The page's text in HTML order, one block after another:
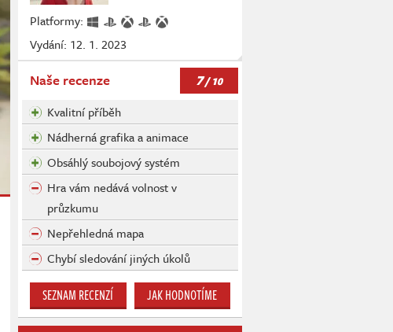
Platformy:
Vydání: 12. 1. 2023
Naše recenze 7/ 10
Kvalitní příběh
Nádherná grafika a animace
Obsáhlý soubojový systém
Hra vám nedává volnost v
průzkumu
Nepřehledná mapa
Chybí sledování jiných úkolů
SEZNAM RECENZÍ JAK HODNOTÍME